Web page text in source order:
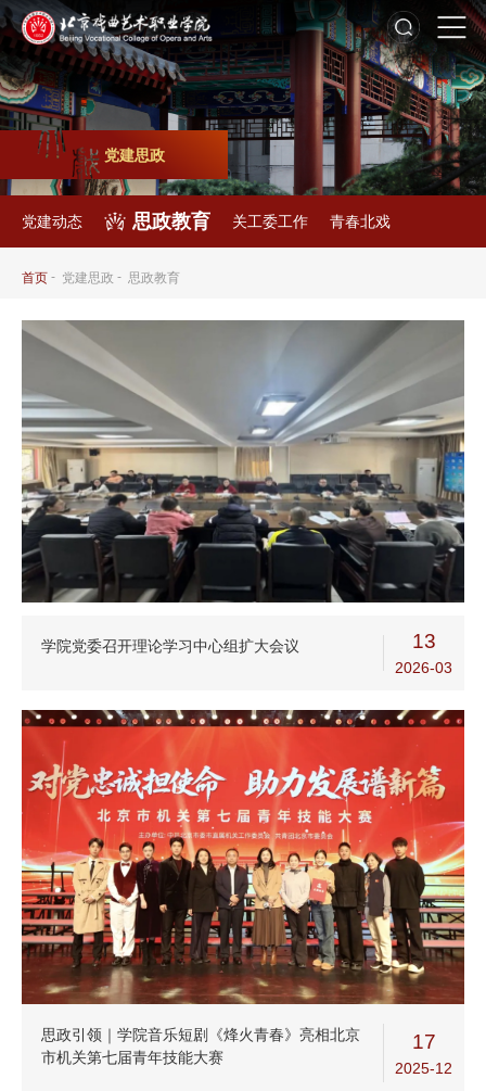
党建思政
党建动态 思政教育 关工委工作 青春北戏
首页 - 党建思政 - 思政教育
学院党委召开理论学习中心组扩大会议 13
2026-03
思政引领｜学院音乐短剧《烽火青春》亮相北京
市机关第七届青年技能大赛
17
2025-12